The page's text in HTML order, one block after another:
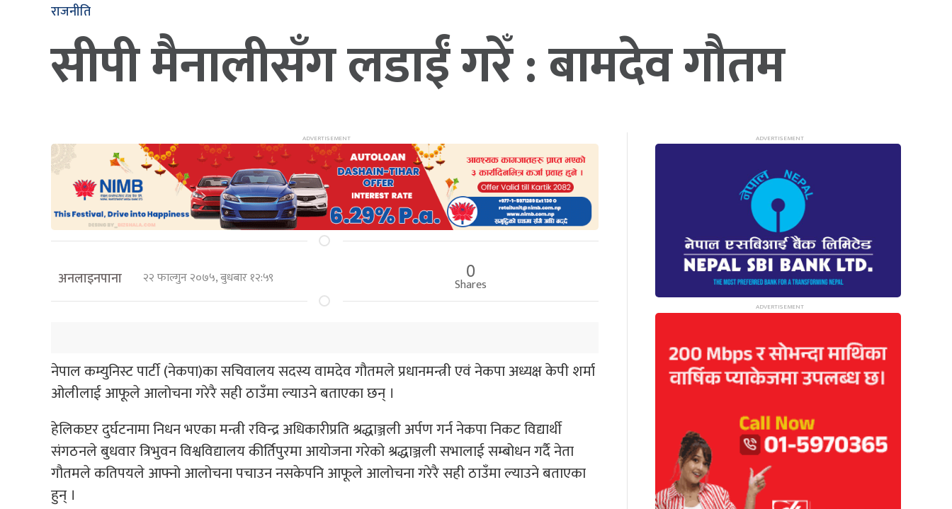
राजनीति
सीपी मैनालीसँग लडाईं गरेँ : बामदेव गौतम
अनलाइनपाना २२ फाल्गुन २०७५, बुधबार १२:५९ 0
Shares
नेपाल कम्युनिस्ट पार्टी (नेकपा)का सचिवालय सदस्य वामदेव गौतमले प्रधानमन्त्री एवं नेकपा अध्यक्ष केपी शर्मा
ओलीलाई आफूले आलोचना गरेरै सही ठाउँमा ल्याउने बताएका छन् ।
हेलिकप्टर दुर्घटनामा निधन भएका मन्त्री रविन्द्र अधिकारीप्रति श्रद्धाञ्जली अर्पण गर्न नेकपा निकट विद्यार्थी
संगठनले बुधवार त्रिभुवन विश्वविद्यालय कीर्तिपुरमा आयोजना गरेको श्रद्धाञ्जली सभालाई सम्बोधन गर्दै नेता
गौतमले कतिपयले आफ्नो आलोचना पचाउन नसकेपनि आफूले आलोचना गरेरै सही ठाउँमा ल्याउने बताएका
हुन् ।